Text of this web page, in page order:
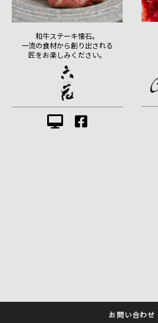
和牛ステーキ懐石。
一流の食材から創り出される
匠をお楽しみください。
お問い合わせ